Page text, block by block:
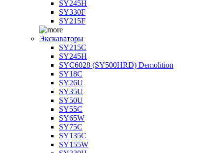
SY245H
SY330F
SY215F
Экскаваторы
SY215C
SY245H
SYC6028 (SY500HRD) Demolition
SY18C
SY26U
SY35U
SY50U
SY55C
SY65W
SY75C
SY135C
SY155W